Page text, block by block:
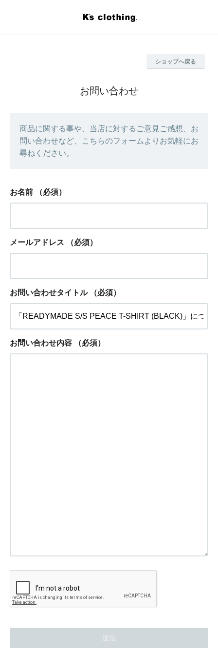
ショップへ戻る
お問い合わせ
商品に関する事や、当店に対するご意見ご感想、お
問い合わせなど、こちらのフォームよりお気軽にお
尋ねください。
お名前 （必須）
メールアドレス （必須）
お問い合わせタイトル （必須）
お問い合わせ内容 （必須）